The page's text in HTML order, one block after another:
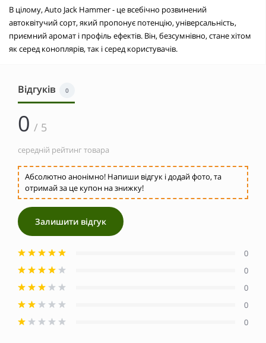
В цілому, Auto Jack Hammer - це всебічно розвинений
автоквітучий сорт, який пропонує потенцію, універсальність,
приємний аромат і профіль ефектів. Він, безсумнівно, стане хітом
як серед коноплярів, так і серед користувачів.
Відгуків 0
0 / 5
середній рейтинг товара
Абсолютно анонімно! Напиши відгук і додай фото, та
отримай за це купон на знижку!
Залишити відгук
0
0
0
0
0